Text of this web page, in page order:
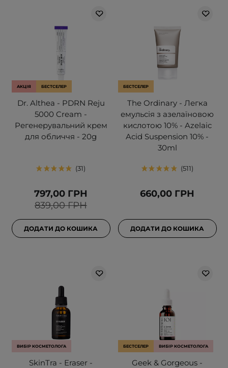
АКЦІЯ БЕСТСЕЛЕР
Dr. Althea - PDRN Reju
5000 Cream -
Регенерувальний крем
для обличчя - 20g
31
839,00 ГРН
797,00 ГРН
ДОДАТИ ДО КОШИКА
БЕСТСЕЛЕР
The Ordinary - Легка
емульсія з азелаїновою
кислотою 10% - Azelaic
Acid Suspension 10% -
30ml
511
660,00 ГРН
ДОДАТИ ДО КОШИКА
ВИБІР КОСМЕТОЛОГА
SkinTra - Eraser -
БЕСТСЕЛЕР ВИБІР КОСМЕТОЛОГА
Geek & Gorgeous -